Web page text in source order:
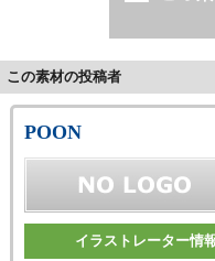
この素材の投稿者
POON
イラストレーター情